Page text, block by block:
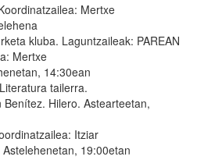
Mertxe
kluba. Laguntzaileak: PAREAN
Mertxe
14:30ean
tailerra.
Hilero. Astearteetan,
Itziar
19:00etan